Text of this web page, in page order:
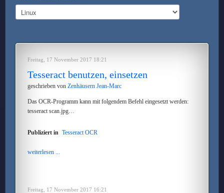
Freitag, 17 November 2017 18:21
Tesseract benutzen, einsetzen
geschrieben vonZenhäusern Jean-Marc
Das OCR-Programm kann mit folgendem Befehl eingesetzt werden:
tesseract scan.jpg…
Publiziert in Tesseract OCR
weiterlesen ...
Freitag, 17 November 2017 16:21